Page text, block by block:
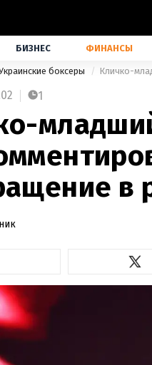
БИЗНЕС ФИНАНСЫ
боксеры Кличко-
1
в